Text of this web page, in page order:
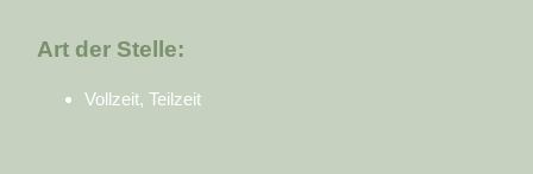
Art der Stelle:
Vollzeit, Teilzeit